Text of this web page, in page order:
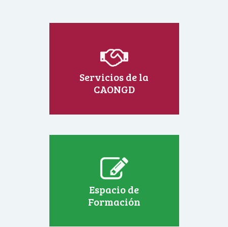
Servicios de la
CAONGD
Espacio de
Formación